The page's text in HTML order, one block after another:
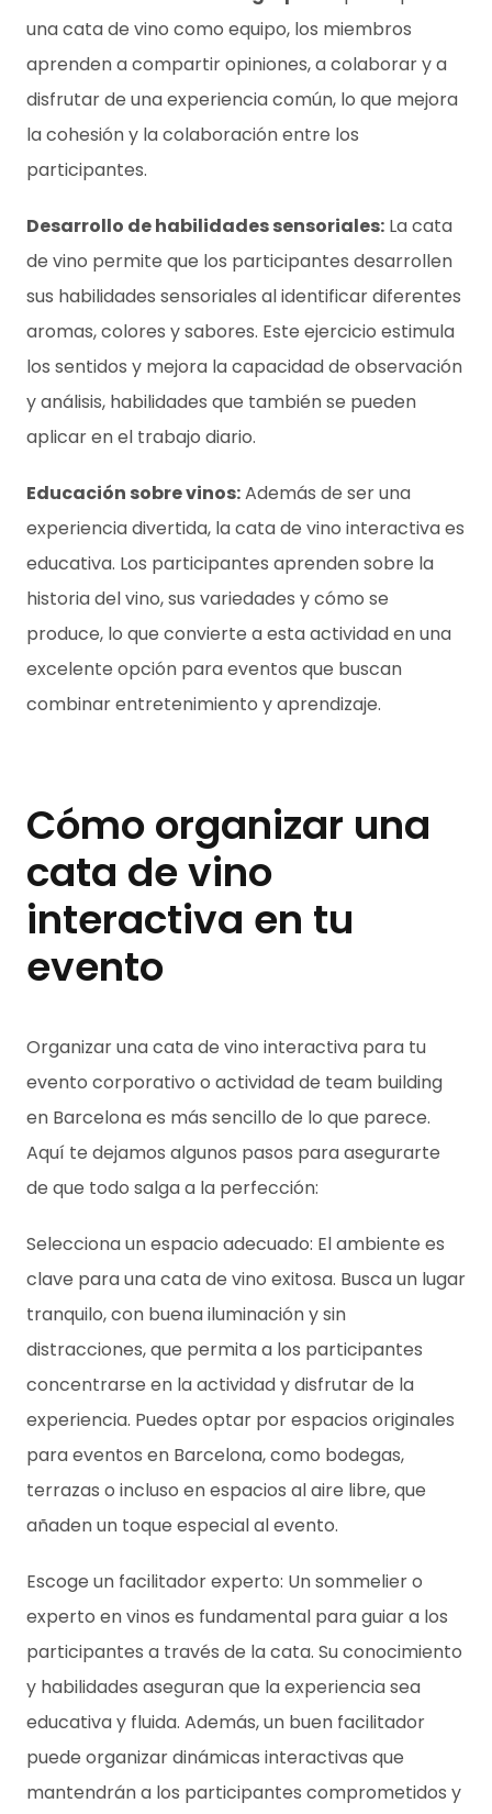
una cata de vino como equipo, los miembros
aprenden a compartir opiniones, a colaborar y a
disfrutar de una experiencia común, lo que mejora
la cohesión y la colaboración entre los
participantes.
Desarrollo de habilidades sensoriales: La cata
de vino permite que los participantes desarrollen
sus habilidades sensoriales al identificar diferentes
aromas, colores y sabores. Este ejercicio estimula
los sentidos y mejora la capacidad de observación
y análisis, habilidades que también se pueden
aplicar en el trabajo diario.
Educación sobre vinos:Además de ser una
experiencia divertida, la cata de vino interactiva es
educativa. Los participantes aprenden sobre la
historia del vino, sus variedades y cómo se
produce, lo que convierte a esta actividad en una
excelente opción para eventos que buscan
combinar entretenimiento y aprendizaje.
Cómo organizar una
cata de vino
interactiva en tu
evento
Organizar una cata de vino interactiva para tu
evento corporativo o actividad de team building
en Barcelona es más sencillo de lo que parece.
Aquí te dejamos algunos pasos para asegurarte
de que todo salga a la perfección:
Selecciona un espacio adecuado: El ambiente es
clave para una cata de vino exitosa. Busca un lugar
tranquilo, con buena iluminación y sin
distracciones, que permita a los participantes
concentrarse en la actividad y disfrutar de la
experiencia. Puedes optar por espacios originales
para eventos en Barcelona, como bodegas,
terrazas o incluso en espacios al aire libre, que
añaden un toque especial al evento.
Escoge un facilitador experto: Un sommelier o
experto en vinos es fundamental para guiar a los
participantes a través de la cata. Su conocimiento
y habilidades aseguran que la experiencia sea
educativa y fluida. Además, un buen facilitador
puede organizar dinámicas interactivas que
mantendrán a los participantes comprometidos y